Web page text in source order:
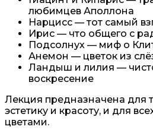
любимцев Аполлона
Нарцисс — тот самый
Ирис — что общего с
Подсолнух — миф о
Анемон — цветок из
Ландыш и лилия —
воскресение
Лекция предназначена для
эстетику и красоту, и для
цветами.